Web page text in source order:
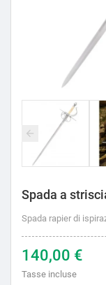
Spada a
Spada rapier di
140,00 €
Tasse incluse